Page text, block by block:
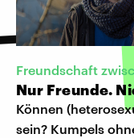
Freundschaft
Nur Freunde.
Können
sein? Kumpels